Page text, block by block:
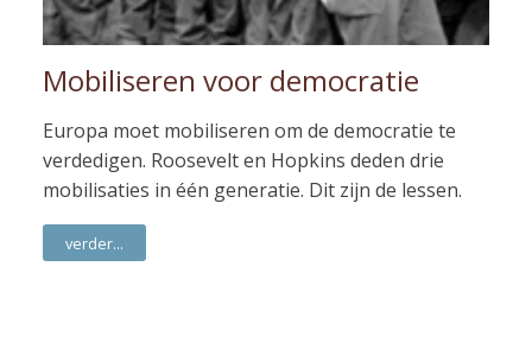
Mobiliseren voor democratie
Europa moet mobiliseren om de democratie te
verdedigen. Roosevelt en Hopkins deden drie
mobilisaties in één generatie. Dit zijn de lessen.
verder...